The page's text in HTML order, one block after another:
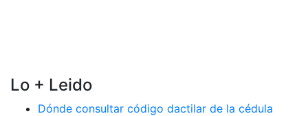
Lo + Leido
Dónde consultar código dactilar de la cédula